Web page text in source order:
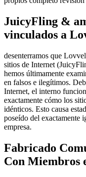
JuicyFling &
vinculados a
desenterramos que
sitios de Internet
hemos últimamente
en falsos e ilegítimos.
Internet, el interno
exactamente cómo los
idénticos. Esto causa
poseído del exactamente
empresa.
Fabricado
Con Miembros